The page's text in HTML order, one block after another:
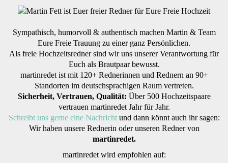
Sympathisch, humorvoll & authentisch machen Martin & Team
Eure Freie Trauung zu einer ganz Persönlichen.
Als freie Hochzeitsredner sind wir uns unserer Verantwortung für
Euch als Brautpaar bewusst.
martinredet ist mit 120+ Rednerinnen und Rednern an 90+
Standorten im deutschsprachigen Raum vertreten.
Sicherheit, Vertrauen, Qualität: Über 500 Hochzeitspaare
vertrauen martinredet Jahr für Jahr.
Schreibt uns gerne eine Nachrichtund dann könnt auch ihr sagen:
Wir haben unsere Rednerin oder unseren Redner von
martinredet.
martinredet wird empfohlen auf: